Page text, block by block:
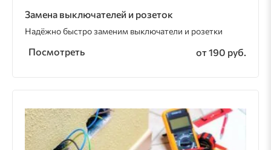
Замена выключателей и розеток
Надёжно быстро заменим выключатели и розетки
Посмотреть от 190 руб.